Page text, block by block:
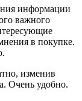
информации
важного
в покупке.
изменив
Очень удобно.